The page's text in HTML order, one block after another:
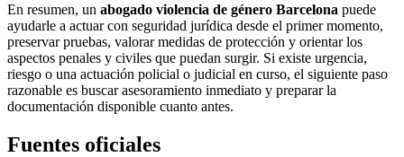
En resumen, un abogado violencia de género Barcelona puede
ayudarle a actuar con seguridad jurídica desde el primer momento,
preservar pruebas, valorar medidas de protección y orientar los
aspectos penales y civiles que puedan surgir. Si existe urgencia,
riesgo o una actuación policial o judicial en curso, el siguiente paso
razonable es buscar asesoramiento inmediato y preparar la
documentación disponible cuanto antes.
Fuentes oficiales